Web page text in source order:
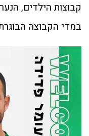
קבוצות הילדים,
במדי הקבוצה הבוגרת